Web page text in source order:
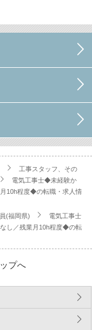
工事スタッフ、その
電気工事士◆未経験か
10h程度◆の転職・求人情
(福岡県)
電気工事士
し／残業月10h程度◆の転
プへ